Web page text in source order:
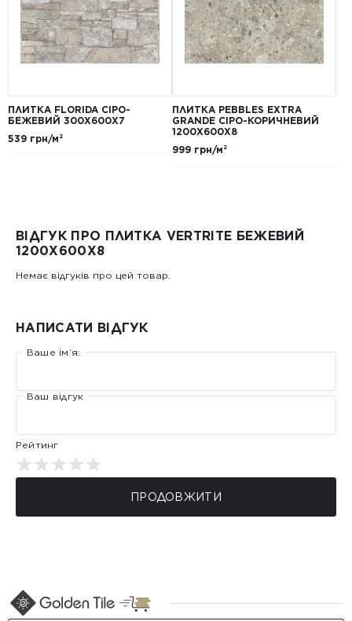
ПЛИТКА FLORIDA СІРО-
БЕЖЕВИЙ 300Х600Х7
539 грн/м²
ПЛИТКА PEBBLES EXTRA
GRANDE СІРО-КОРИЧНЕВИЙ
1200Х600Х8
999 грн/м²
ВІДГУК ПРО ПЛИТКА VERTRITE БЕЖЕВИЙ
1200X600X8
Немає відгуків про цей товар.
НАПИСАТИ ВІДГУК
Ваше ім’я:
Ваш відгук
Рейтинг
ПРОДОВЖИТИ